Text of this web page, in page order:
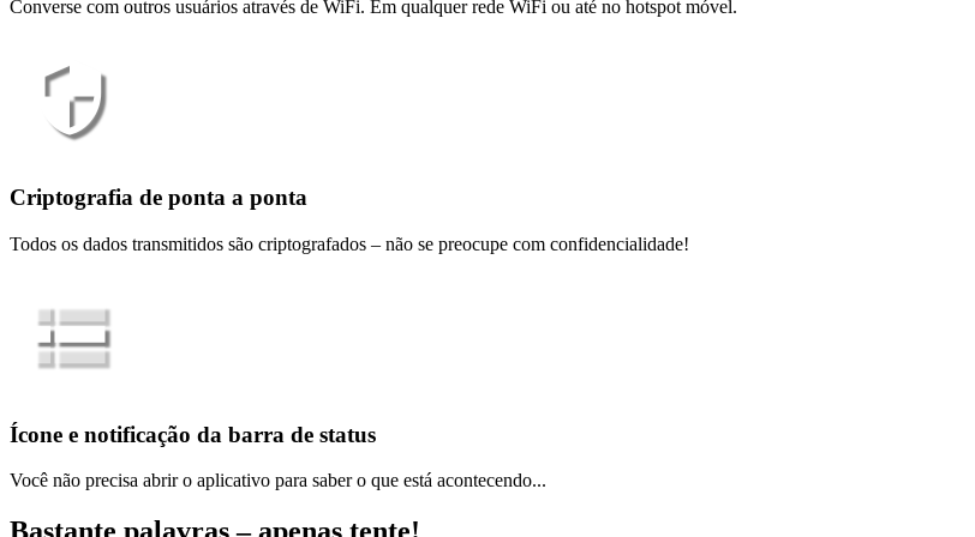
Converse com outros usuários através de WiFi. Em qualquer rede WiFi ou até no hotspot móvel.
Criptografia de ponta a ponta
Todos os dados transmitidos são criptografados – não se preocupe com confidencialidade!
Ícone e notificação da barra de status
Você não precisa abrir o aplicativo para saber o que está acontecendo...